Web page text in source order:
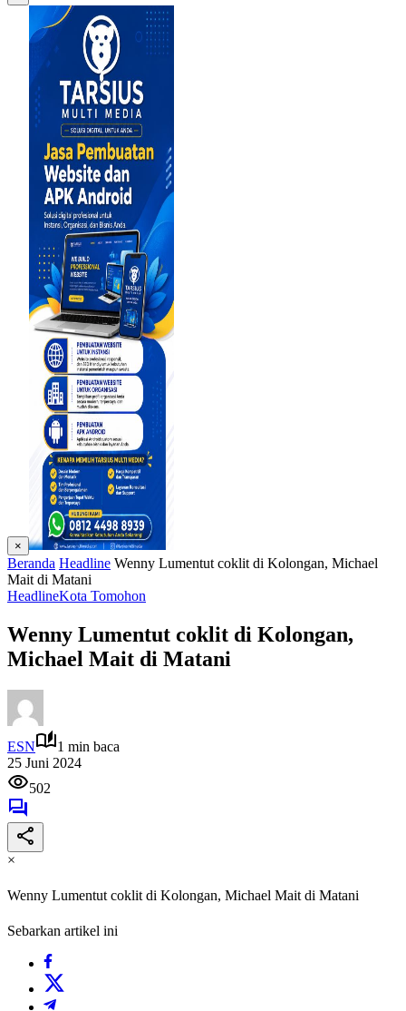
×
Beranda Headline Wenny Lumentut coklit di Kolongan, Michael
Mait di Matani
HeadlineKota Tomohon
Wenny Lumentut coklit di Kolongan,
Michael Mait di Matani
ESN
1 min baca
25 Juni 2024
502
×
Wenny Lumentut coklit di Kolongan, Michael Mait di Matani
Sebarkan artikel ini